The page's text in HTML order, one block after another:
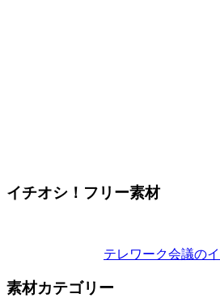
イチオシ！フリー素材
テレワーク会議の
素材カテゴリー